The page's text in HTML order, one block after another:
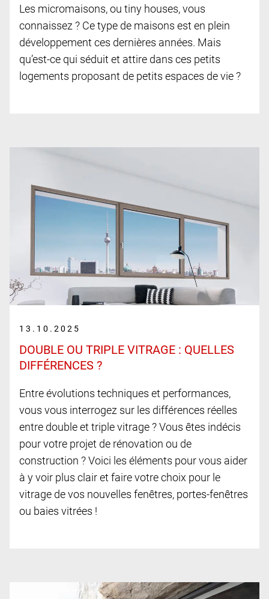
Les micromaisons, ou tiny houses, vous
connaissez ? Ce type de maisons est en plein
développement ces dernières années. Mais
qu’est-ce qui séduit et attire dans ces petits
logements proposant de petits espaces de vie ?
13.10.2025
DOUBLE OU TRIPLE VITRAGE : QUELLES
DIFFÉRENCES ?
Entre évolutions techniques et performances,
vous vous interrogez sur les différences réelles
entre double et triple vitrage ? Vous êtes indécis
pour votre projet de rénovation ou de
construction ? Voici les éléments pour vous aider
à y voir plus clair et faire votre choix pour le
vitrage de vos nouvelles fenêtres, portes-fenêtres
ou baies vitrées !